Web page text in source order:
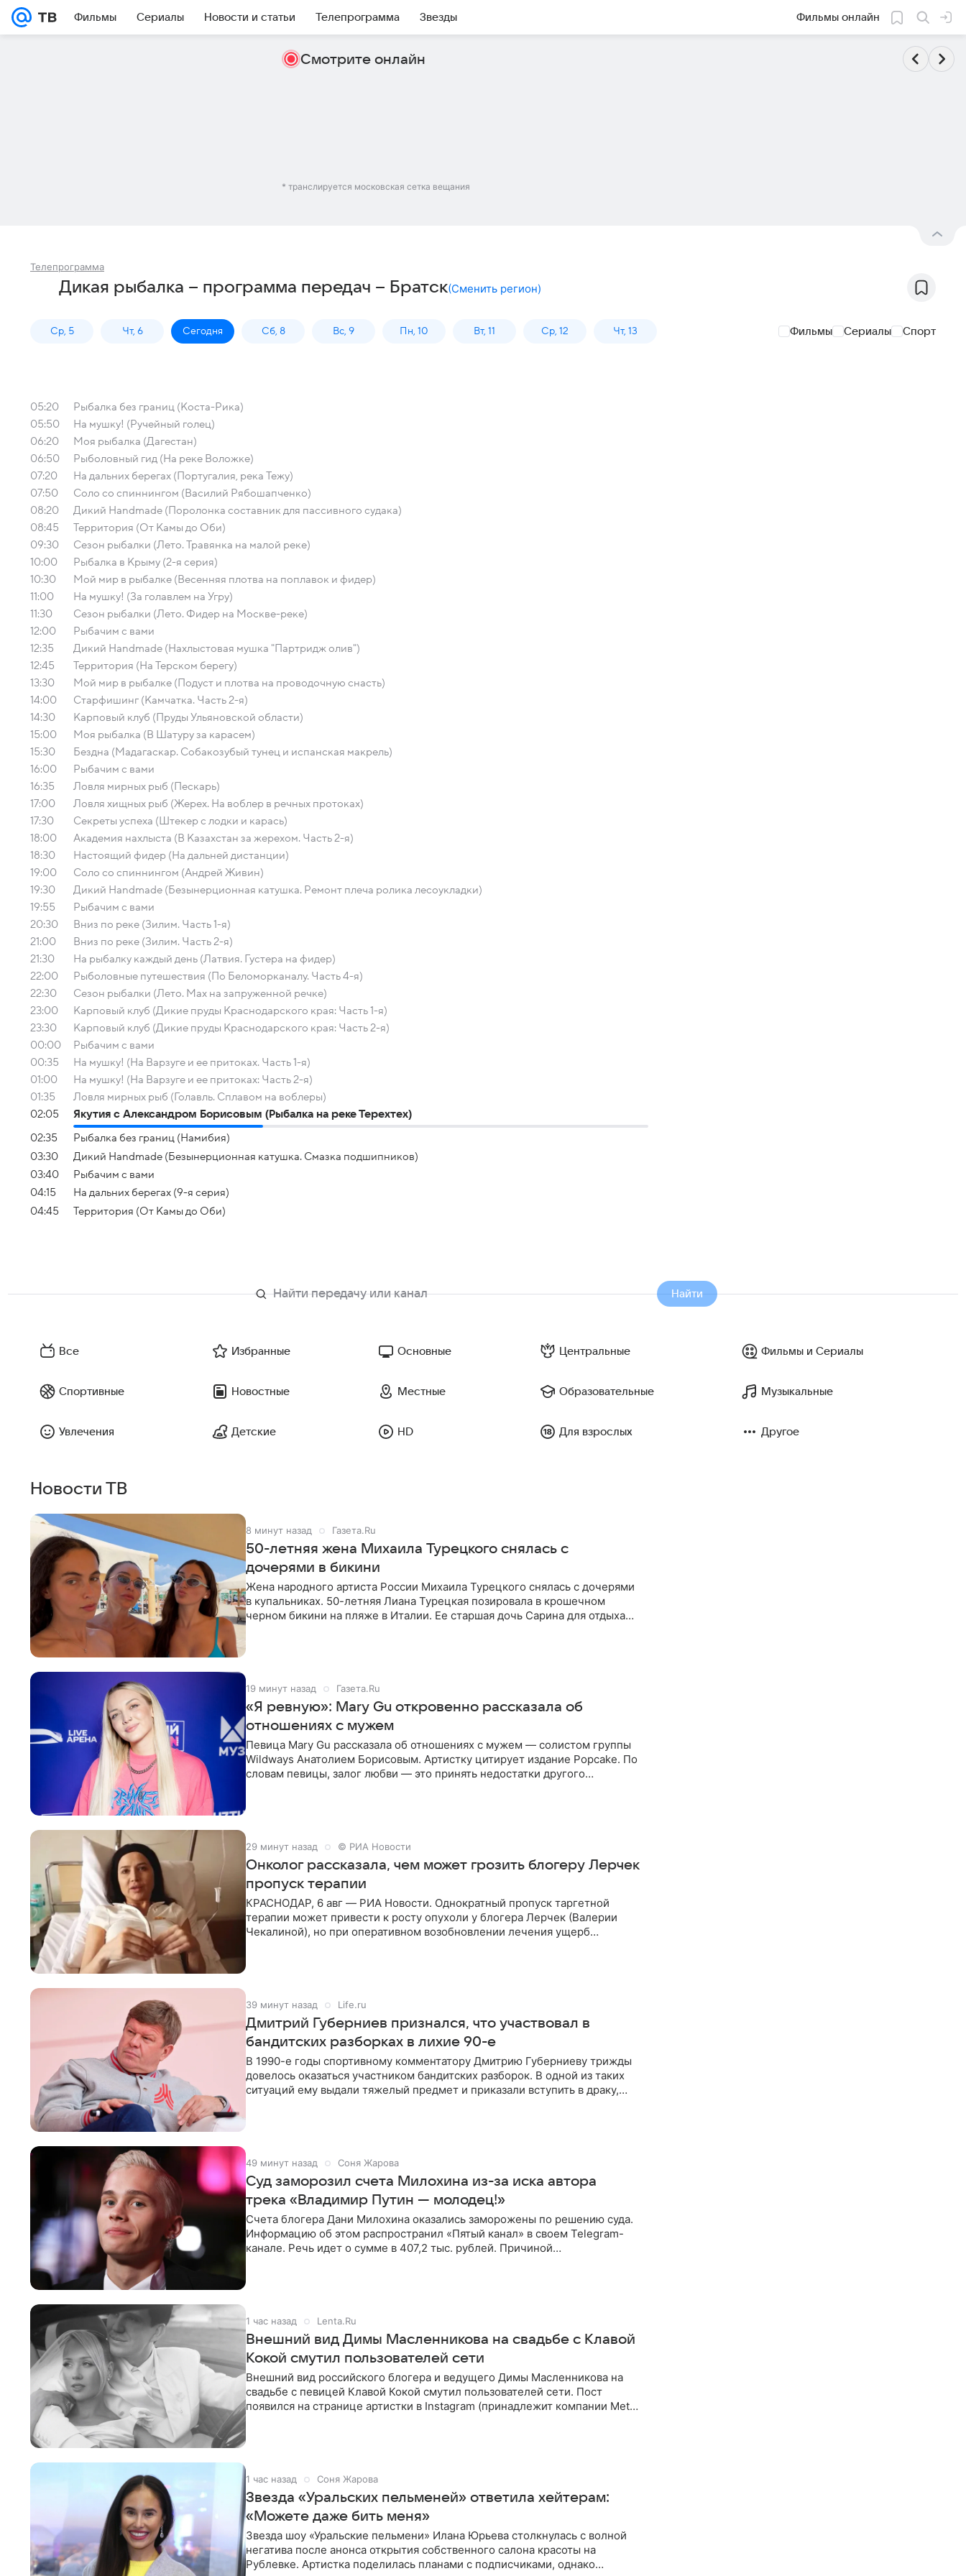
Фильмы Сериалы Новости и статьи Телепрограмма Звезды Фильмы онлайн
Смотрите онлайн
* транслируется московская сетка вещания
Телепрограмма
Дикая рыбалка – программа передач – Братск(Сменить регион)
Ср, 5 Чт, 6 Сегодня Сб, 8 Вс, 9 Пн, 10 Вт, 11 Ср, 12 Чт, 13 Фильмы Сериалы Спорт
05:20
Рыбалка без границ (Коста-Рика)
05:50
На мушку! (Ручейный голец)
06:20
Моя рыбалка (Дагестан)
06:50
Рыболовный гид (На реке Воложке)
07:20
На дальних берегах (Португалия, река Тежу)
07:50
Соло со спиннингом (Василий Рябошапченко)
08:20
Дикий Handmade (Поролонка составник для пассивного судака)
08:45
Территория (От Камы до Оби)
09:30
Сезон рыбалки (Лето. Травянка на малой реке)
10:00
Рыбалка в Крыму (2-я серия)
10:30
Мой мир в рыбалке (Весенняя плотва на поплавок и фидер)
11:00
На мушку! (За голавлем на Угру)
11:30
Сезон рыбалки (Лето. Фидер на Москве-реке)
12:00
Рыбачим с вами
12:35
Дикий Handmade (Нахлыстовая мушка "Партридж олив")
12:45
Территория (На Терском берегу)
13:30
Мой мир в рыбалке (Подуст и плотва на проводочную снасть)
14:00
Старфишинг (Камчатка. Часть 2-я)
14:30
Карповый клуб (Пруды Ульяновской области)
15:00
Моя рыбалка (В Шатуру за карасем)
15:30
Бездна (Мадагаскар. Собакозубый тунец и испанская макрель)
16:00
Рыбачим с вами
16:35
Ловля мирных рыб (Пескарь)
17:00
Ловля хищных рыб (Жерех. На воблер в речных протоках)
17:30
Секреты успеха (Штекер с лодки и карась)
18:00
Академия нахлыста (В Казахстан за жерехом. Часть 2-я)
18:30
Настоящий фидер (На дальней дистанции)
19:00
Соло со спиннингом (Андрей Живин)
19:30
Дикий Handmade (Безынерционная катушка. Ремонт плеча ролика лесоукладки)
19:55
Рыбачим с вами
20:30
Вниз по реке (Зилим. Часть 1-я)
21:00
Вниз по реке (Зилим. Часть 2-я)
21:30
На рыбалку каждый день (Латвия. Густера на фидер)
22:00
Рыболовные путешествия (По Беломорканалу. Часть 4-я)
22:30
Сезон рыбалки (Лето. Мах на запруженной речке)
23:00
Карповый клуб (Дикие пруды Краснодарского края: Часть 1-я)
23:30
Карповый клуб (Дикие пруды Краснодарского края: Часть 2-я)
00:00
Рыбачим с вами
00:35
На мушку! (На Варзуге и ее притоках. Часть 1-я)
01:00
На мушку! (На Варзуге и ее притоках: Часть 2-я)
01:35
Ловля мирных рыб (Голавль. Сплавом на воблеры)
02:05
Якутия с Александром Борисовым (Рыбалка на реке Терехтех)
02:35
Рыбалка без границ (Намибия)
03:30
Дикий Handmade (Безынерционная катушка. Смазка подшипников)
03:40
Рыбачим с вами
04:15
На дальних берегах (9-я серия)
04:45
Территория (От Камы до Оби)
Найти
Все Избранные Основные Центральные Фильмы и Сериалы
Спортивные Новостные Местные Образовательные Музыкальные
Увлечения Детские HD Для взрослых Другое
Новости ТВ
8 минут назад Газета.Ru
50-летняя жена Михаила Турецкого снялась с
дочерями в бикини
Жена народного артиста России Михаила Турецкого снялась с дочерями
в купальниках. 50-летняя Лиана Турецкая позировала в крошечном
черном бикини на пляже в Италии. Ее старшая дочь Сарина для отдыха
19 минут назад Газета.Ru
«Я ревную»: Mary Gu откровенно рассказала об
отношениях с мужем
Певица Mary Gu рассказала об отношениях с мужем — солистом группы
Wildways Анатолием Борисовым. Артистку цитирует издание Popcake. По
словам певицы, залог любви — это принять недостатки другого
29 минут назад © РИА Новости
Онколог рассказала, чем может грозить блогеру Лерчек
пропуск терапии
КРАСНОДАР, 6 авг — РИА Новости. Однократный пропуск таргетной
терапии может привести к росту опухоли у блогера Лерчек (Валерии
Чекалиной), но при оперативном возобновлении лечения ущерб
39 минут назад Life.ru
Дмитрий Губерниев признался, что участвовал в
бандитских разборках в лихие 90-е
В 1990-е годы спортивному комментатору Дмитрию Губерниеву трижды
довелось оказаться участником бандитских разборок. В одной из таких
ситуаций ему выдали тяжелый предмет и приказали вступить в драку,
49 минут назад Соня Жарова
Суд заморозил счета Милохина из-за иска автора
трека «Владимир Путин — молодец!»
Счета блогера Дани Милохина оказались заморожены по решению суда.
Информацию об этом распространил «Пятый канал» в своем Telegram-
канале. Речь идет о сумме в 407,2 тыс. рублей. Причиной
1 час назад Lenta.Ru
Внешний вид Димы Масленникова на свадьбе с Клавой
Кокой смутил пользователей сети
Внешний вид российского блогера и ведущего Димы Масленникова на
свадьбе с певицей Клавой Кокой смутил пользователей сети. Пост
появился на странице артистки в Instagram (принадлежит компании Meta,
1 час назад Соня Жарова
Звезда «Уральских пельменей» ответила хейтерам:
«Можете даже бить меня»
Звезда шоу «Уральские пельмени» Илана Юрьева столкнулась с волной
негатива после анонса открытия собственного салона красоты на
Рублевке. Артистка поделилась планами с подписчиками, однако